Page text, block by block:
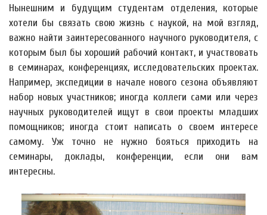
Нынешним и будущим студентам отделения, которые
хотели бы связать свою жизнь с наукой, на мой взгляд,
важно найти заинтересованного научного руководителя, с
которым был бы хороший рабочий контакт, и участвовать
в семинарах, конференциях, исследовательских проектах.
Например, экспедиции в начале нового сезона объявляют
набор новых участников; иногда коллеги сами или через
научных руководителей ищут в свои проекты младших
помощников; иногда стоит написать о своем интересе
самому. Уж точно не нужно бояться приходить на
семинары, доклады, конференции, если они вам
интересны.